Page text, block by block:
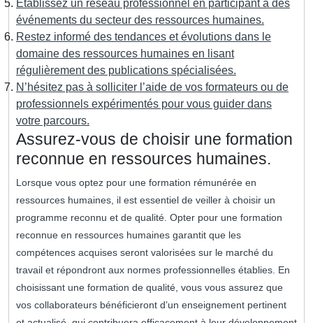
Établissez un réseau professionnel en participant à des
événements du secteur des ressources humaines.
Restez informé des tendances et évolutions dans le
domaine des ressources humaines en lisant
régulièrement des publications spécialisées.
N’hésitez pas à solliciter l’aide de vos formateurs ou de
professionnels expérimentés pour vous guider dans
votre parcours.
Assurez-vous de choisir une formation
reconnue en ressources humaines.
Lorsque vous optez pour une formation rémunérée en
ressources humaines, il est essentiel de veiller à choisir un
programme reconnu et de qualité. Opter pour une formation
reconnue en ressources humaines garantit que les
compétences acquises seront valorisées sur le marché du
travail et répondront aux normes professionnelles établies. En
choisissant une formation de qualité, vous vous assurez que
vos collaborateurs bénéficieront d’un enseignement pertinent